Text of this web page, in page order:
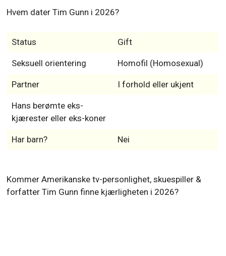
Hvem dater Tim Gunn i 2026?
Status Gift
Seksuell orientering Homofil (Homosexual)
Partner I forhold eller ukjent
Hans berømte eks-
kjærester eller eks-koner
Har barn? Nei
Kommer Amerikanske tv-personlighet, skuespiller &
forfatter Tim Gunn finne kjærligheten i 2026?